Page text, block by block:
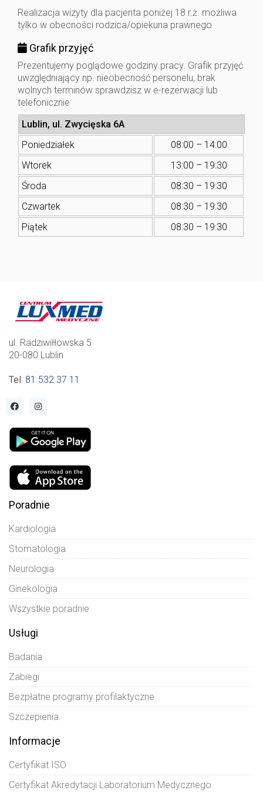
Realizacja wizyty dla pacjenta poniżej 18 r.ż. możliwa
tylko w obecności rodzica/opiekuna prawnego
Grafik przyjęć
Prezentujemy poglądowe godziny pracy. Grafik przyjęć
uwzględniający np. nieobecność personelu, brak
wolnych terminów sprawdzisz w e-rezerwacji lub
telefonicznie
Lublin, ul. Zwycięska 6A
Poniedziałek
08:00 – 14:00
Wtorek
13:00 – 19:30
Środa
08:30 – 19:30
Czwartek
08:30 – 19:30
Piątek
08:30 – 19:30
ul. Radziwiłłowska 5
20-080 Lublin
Tel : 81 532 37 11
Poradnie
Kardiologia
Stomatologia
Neurologia
Ginekologia
Wszystkie poradnie
Usługi
Badania
Zabiegi
Bezpłatne programy profilaktyczne
Szczepienia
Informacje
Certyfikat ISO
Certyfikat Akredytacji Laboratorium Medycznego